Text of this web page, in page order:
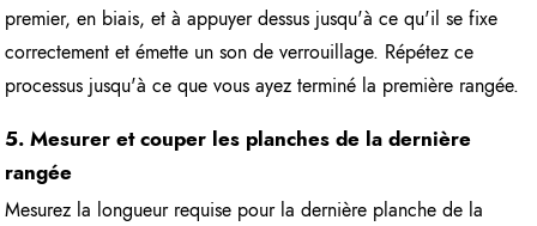
premier, en biais, et à appuyer dessus jusqu'à ce qu'il se fixe
correctement et émette un son de verrouillage. Répétez ce
processus jusqu'à ce que vous ayez terminé la première rangée.
5. Mesurer et couper les planches de la dernière
rangée
Mesurez la longueur requise pour la dernière planche de la